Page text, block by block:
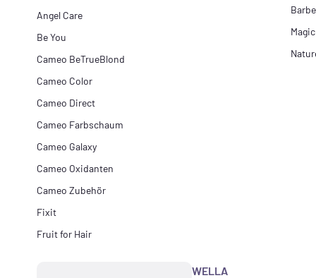
Angel Care
Be You
Cameo BeTrueBlond
Cameo Color
Cameo Direct
Cameo Farbschaum
Cameo Galaxy
Cameo Oxidanten
Cameo Zubehör
Fixit
Fruit for Hair
WELLA